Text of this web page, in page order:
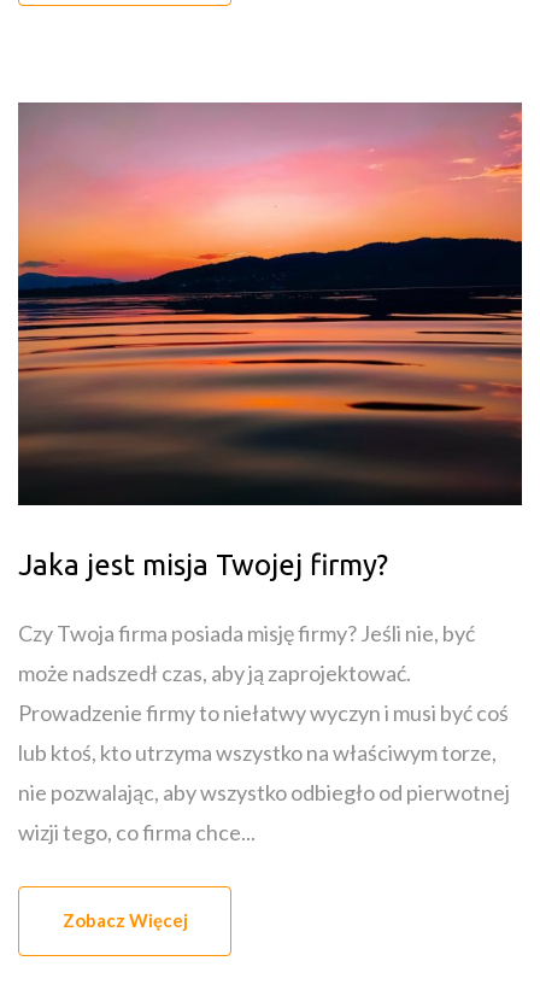
Jaka jest misja Twojej firmy?
Czy Twoja firma posiada misję firmy? Jeśli nie, być
może nadszedł czas, aby ją zaprojektować.
Prowadzenie firmy to niełatwy wyczyn i musi być coś
lub ktoś, kto utrzyma wszystko na właściwym torze,
nie pozwalając, aby wszystko odbiegło od pierwotnej
wizji tego, co firma chce...
Zobacz Więcej